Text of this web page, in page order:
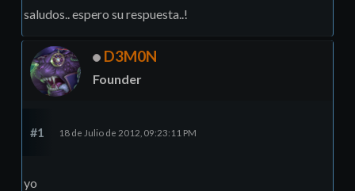
saludos.. espero su respuesta..!
D3M0N
Founder
#1 18 de Julio de 2012, 09:23:11 PM
yo